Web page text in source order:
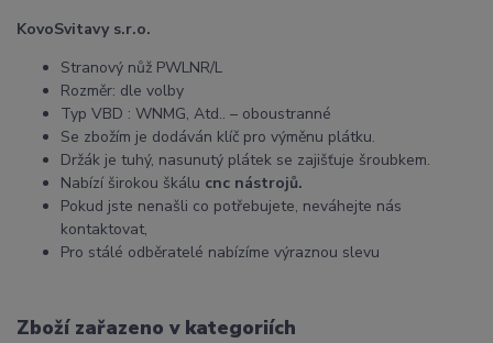
KovoSvitavy s.r.o.
Stranový nůž PWLNR/L
Rozměr: dle volby
Typ VBD : WNMG, Atd.. – oboustranné
Se zbožím je dodáván klíč pro výměnu plátku.
Držák je tuhý, nasunutý plátek se zajišťuje šroubkem.
Nabízí širokou škálu cnc nástrojů.
Pokud jste nenašli co potřebujete, neváhejte nás
kontaktovat,
Pro stálé odběratelé nabízíme výraznou slevu
Zboží zařazeno v kategoriích